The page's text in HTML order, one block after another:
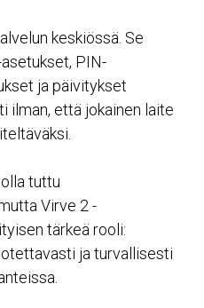
keskiössä. Se
PIN-
ja päivitykset
ilman, että jokainen laite
tuttu
Virve 2 -
tärkeä rooli:
ja turvallisesti